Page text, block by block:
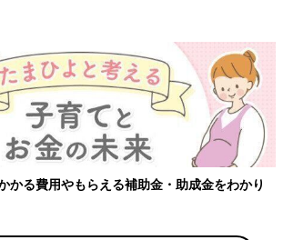
かる費用やもらえる補助金・助成金をわかり